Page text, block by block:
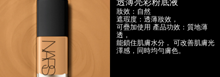
妝效：自然
遮瑕度：透薄妝效，
可疊加使用 產品功效：質地薄
透，
能鎖住肌膚水分， 可改善肌膚光
澤感， 同時均勻膚色。